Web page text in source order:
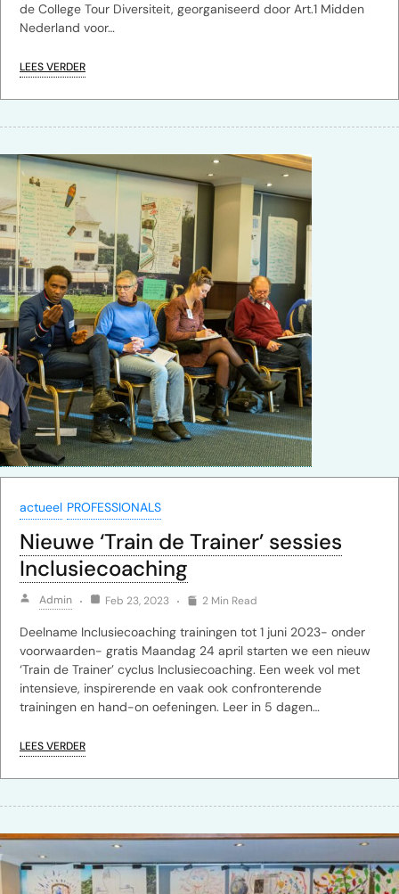
de College Tour Diversiteit, georganiseerd door Art.1 Midden
Nederland voor…
LEES VERDER
actueel PROFESSIONALS
Nieuwe ‘Train de Trainer’ sessies
Inclusiecoaching
Admin Feb 23, 2023 2 Min Read
Deelname Inclusiecoaching trainingen tot 1 juni 2023- onder
voorwaarden- gratis Maandag 24 april starten we een nieuw
‘Train de Trainer’ cyclus Inclusiecoaching. Een week vol met
intensieve, inspirerende en vaak ook confronterende
trainingen en hand-on oefeningen. Leer in 5 dagen…
LEES VERDER